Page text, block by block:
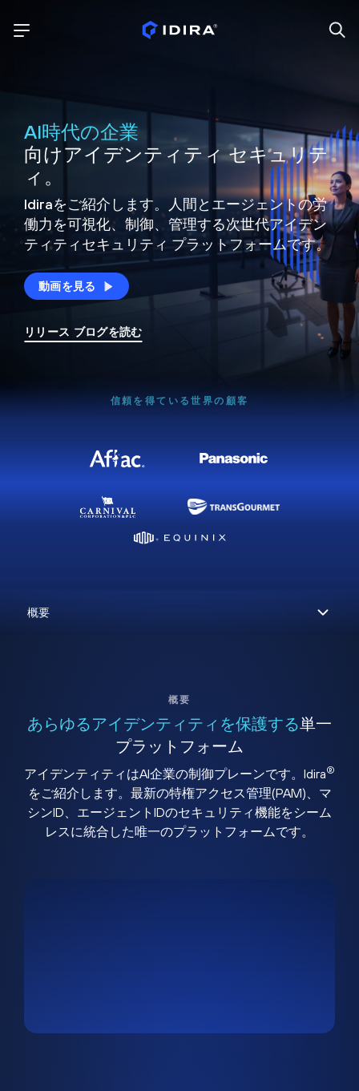
AI時代の企業
向けアイデンティティ セキュリテ
ィ。
Idiraをご紹介します。人間とエージェントの労
働力を可視化、制御、 管理する次世代アイデン
ティティセキュリティ プラットフォームです。
動画を見る
リリース ブログを読む
信頼を得ている世界の顧客
概要
あらゆるアイデンティティを保護する単一
プラットフォーム
アイデンティティはAI企業の制御プレーンです。Idira®
をご紹介します。最新の特権アクセス管理(PAM)、マ
シンID、エージェントIDのセキュリティ機能をシーム
レスに統合した唯一のプラットフォームです。